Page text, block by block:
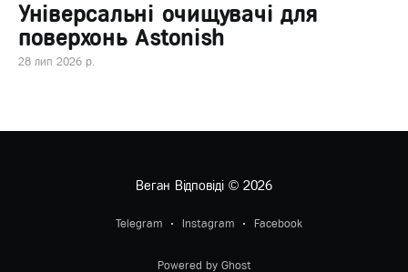
Універсальні очищувачі для
поверхонь Astonish
28 лип 2026 р.
Веган Відповіді© 2026
Telegram Instagram Facebook
Powered by Ghost